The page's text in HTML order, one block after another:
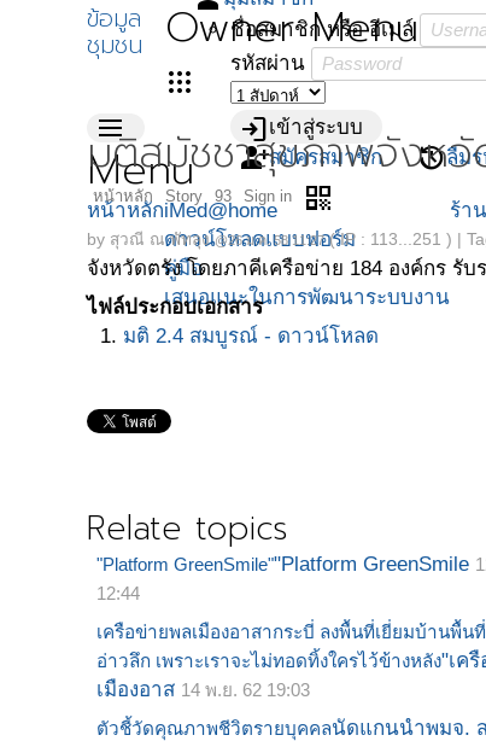
ข้อมูล
ชุมชน Owner Menu
apps
ชื่อสมาชิก หรือ อีเมล์
รหัสผ่าน
loginเข้าสู่ระบบ
person_addสมัครสมาชิก restoreลืม
menu
Menu
หน้าหลักiMed@home
ดาวน์โหลดแบบฟอร์ม
คู่มือ
เสนอแนะในการพัฒนาระบบงาน
ร้า
มติสมัชชาสุขภาพจังห
หน้าหลัก Story 93 Sign in qr_code
by สุวณี ณ พัทลุง @26 ม.ค. 58 11:27( IP : 113...251 )
จังหวัดตรัง โดยภาคีเครือข่าย 184 องค์กร
ไฟล์ประกอบเอกสาร
มติ 2.4 สมบูรณ์ - ดาวน์โหลด
Relate topics
"Platform GreenSmile""Platform GreenSmile
12:44
เครือข่ายพลเมืองอาสากระบี่ ลงพื้นที่เยี่ยมบ้านพื้น
อ่าวลึก เพราะเราจะไม่ทอดทิ้งใครไว้ข้างหลัง"เค
เมืองอาส 14 พ.ย. 62 19:03
ตัวชี้วัดคุณภาพชีวิตรายบุคคลนัดแกนนำพมจ.